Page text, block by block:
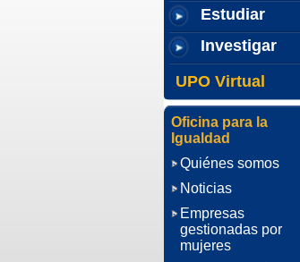
Estudiar
Investigar
UPO Virtual
Oficina para la
Igualdad
Quiénes somos
Noticias
Empresas
gestionadas por
mujeres